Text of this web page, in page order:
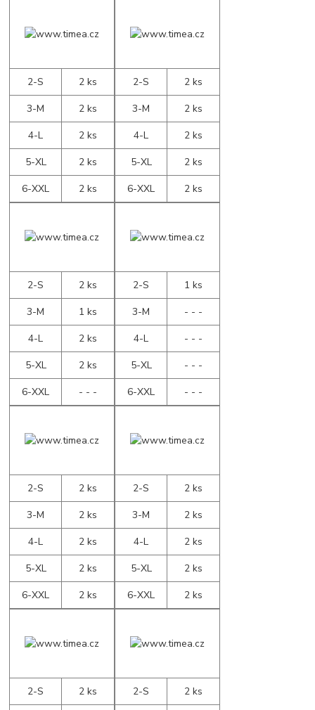
2-S
2 ks
3-M
2 ks
4-L
2 ks
5-XL
2 ks
6-XXL
2 ks
2-S
2 ks
3-M
2 ks
4-L
2 ks
5-XL
2 ks
6-XXL
2 ks
2-S
2 ks
3-M
1 ks
4-L
2 ks
5-XL
2 ks
6-XXL
- - -
2-S
1 ks
3-M
- - -
4-L
- - -
5-XL
- - -
6-XXL
- - -
2-S
2 ks
3-M
2 ks
4-L
2 ks
5-XL
2 ks
6-XXL
2 ks
2-S
2 ks
3-M
2 ks
4-L
2 ks
5-XL
2 ks
6-XXL
2 ks
2-S
2 ks
2-S
2 ks